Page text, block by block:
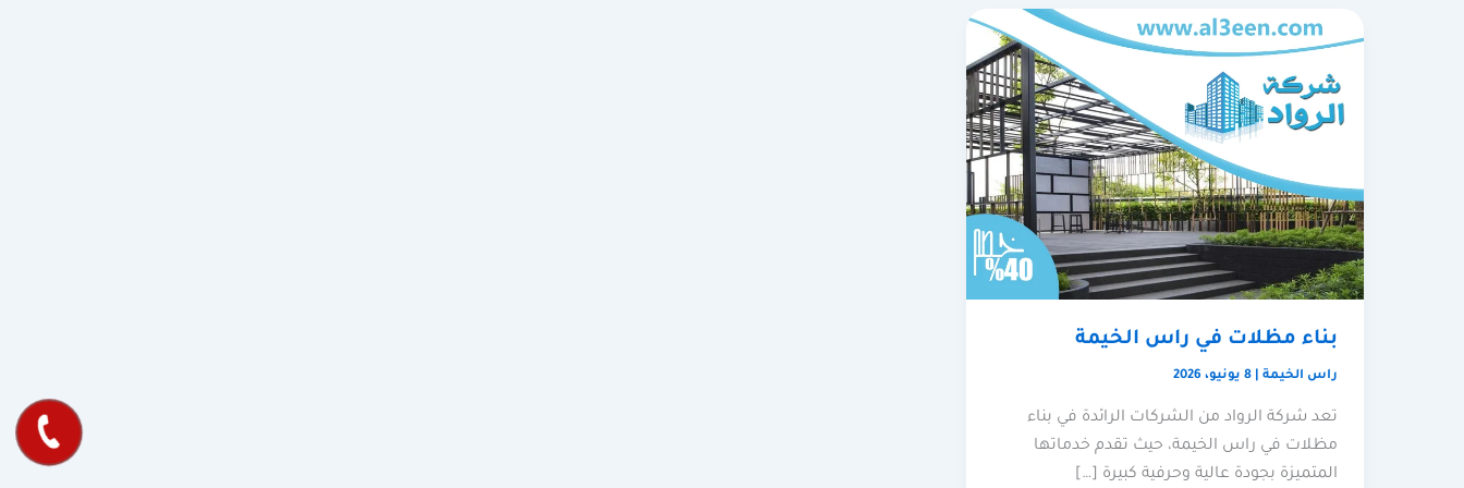
بناء مظلات في راس الخيمة
راس الخيمة 8 يونيو، 2026
تعد شركة الرواد من الشركات الرائدة في بناء
مظلات في راس الخيمة، حيث تقدم خدماتها
المتميزة بجودة عالية وحرفية كبيرة […]